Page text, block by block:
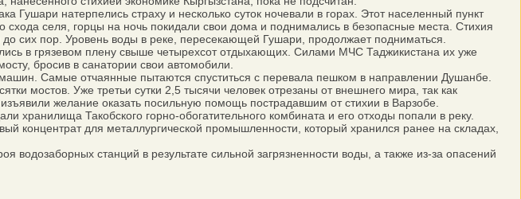
натерпелись страху и несколько суток ночевали в горах. Этот населенный пункт
селя, горцы на ночь покидали свои дома и поднимались в безопасные места. Стихия
сих пор. Уровень воды в реке, пересекающей Гушари, продолжает подниматься.
в грязевом плену свыше четырехсот отдыхающих. Силами МЧС Таджикистана их уже
бросив в санатории свои автомобили.
Самые отчаянные пытаются спуститься с перевала пешком в направлении Душанбе.
мостов. Уже третьи сутки 2,5 тысячи человек отрезаны от внешнего мира, так как
желание оказать посильную помощь пострадавшим от стихии в Варзобе.
хранилища Такобского горно-обогатительного комбината и его отходы попали в реку.
концентрат для металлургической промышленности, который хранился ранее на складах,
станций в результате сильной загрязненности воды, а также из-за опасений